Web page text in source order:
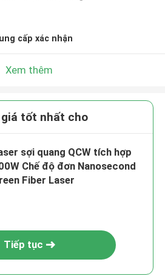
cấp xác nhận
Xem thêm
giá tốt nhất cho
sợi quang QCW tích hợp
Chế độ đơn Nanosecond
Fiber Laser
Tiếp tục